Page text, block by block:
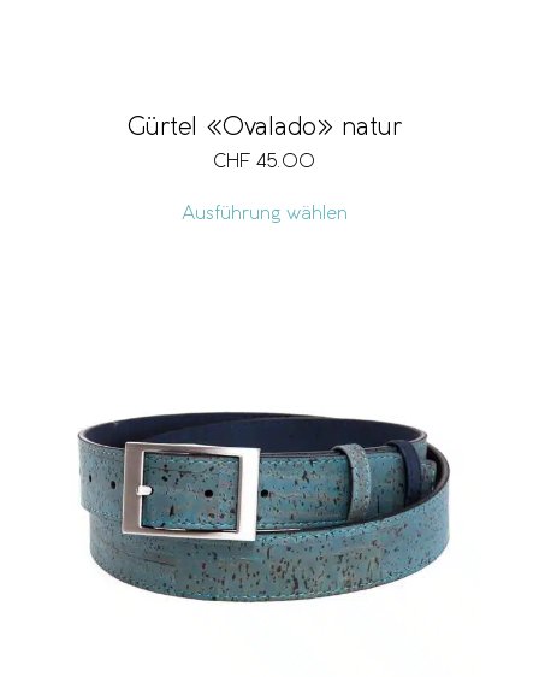
Gürtel «Ovalado» natur
CHF 45.00
Ausführung wählen